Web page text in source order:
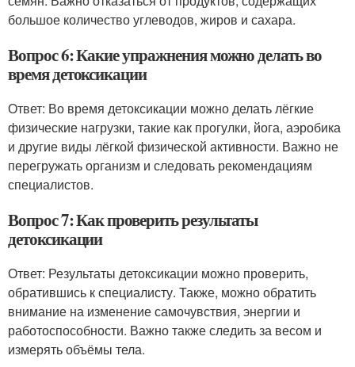
большое количество углеводов, жиров и сахара.
Вопрос 6: Какие упражнения можно делать во
время детоксикации
Ответ: Во время детоксикации можно делать лёгкие
физические нагрузки, такие как прогулки, йога, аэробика
и другие виды лёгкой физической активности. Важно не
перегружать организм и следовать рекомендациям
специалистов.
Вопрос 7: Как проверить результаты
детоксикации
Ответ: Результаты детоксикации можно проверить,
обратившись к специалисту. Также, можно обратить
внимание на изменение самочувствия, энергии и
работоспособности. Важно также следить за весом и
измерять объёмы тела.